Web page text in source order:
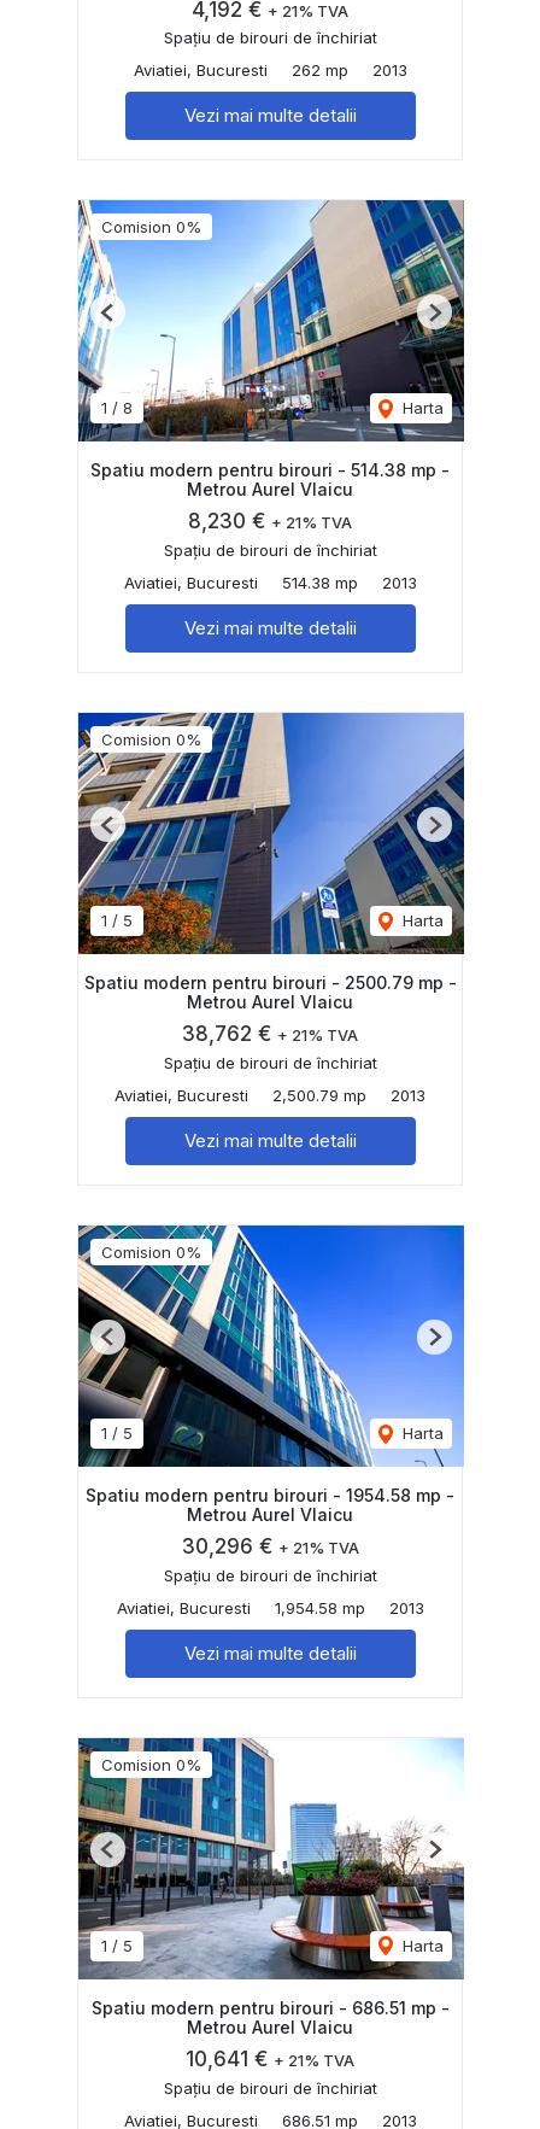
4,192 € + 21% TVA
Spațiu de birouri de închiriat
Aviatiei, Bucuresti
262 mp 2013
Vezi mai multe detalii
Comision 0%
1 / 8 Harta
Previous Next
Spatiu modern pentru birouri - 514.38 mp -
Metrou Aurel Vlaicu
8,230 € + 21% TVA
Spațiu de birouri de închiriat
Aviatiei, Bucuresti
514.38 mp 2013
Vezi mai multe detalii
Comision 0%
1 / 5 Harta
Previous Next
Spatiu modern pentru birouri - 2500.79 mp -
Metrou Aurel Vlaicu
38,762 € + 21% TVA
Spațiu de birouri de închiriat
Aviatiei, Bucuresti
2,500.79 mp 2013
Vezi mai multe detalii
Comision 0%
1 / 5 Harta
Previous Next
Spatiu modern pentru birouri - 1954.58 mp -
Metrou Aurel Vlaicu
30,296 € + 21% TVA
Spațiu de birouri de închiriat
Aviatiei, Bucuresti
1,954.58 mp 2013
Vezi mai multe detalii
Comision 0%
1 / 5 Harta
Previous Next
Spatiu modern pentru birouri - 686.51 mp -
Metrou Aurel Vlaicu
10,641 € + 21% TVA
Spațiu de birouri de închiriat
Aviatiei, Bucuresti
686.51 mp 2013